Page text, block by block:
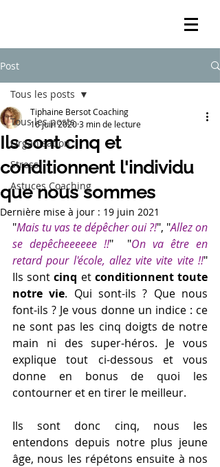
Post
Tous les posts
Organisation
Stress
Astuces Coaching
Tous les posts
Ils sont cinq et
conditionnent l'individu
que nous sommes
Tiphaine Bersot Coaching
16 juin 20203 min de lecture
Dernière mise à jour : 19 juin 2021
"Mais tu vas te dépêcher oui ?!", "Allez on
se depêcheeeeee !!"  "On va être en
retard pour l'école, allez vite vite vite !!"
Ils sont cinq et conditionnent toute
notre vie. Qui sont-ils ? Que nous
font-ils ? Je vous donne un indice : ce
ne sont pas les cinq doigts de notre
main ni des super-héros. Je vous
explique tout ci-dessous et vous
donne en bonus de quoi les
contourner et en tirer le meilleur.
Ils sont donc cinq, nous les
entendons depuis notre plus jeune
âge, nous les répétons ensuite à nos